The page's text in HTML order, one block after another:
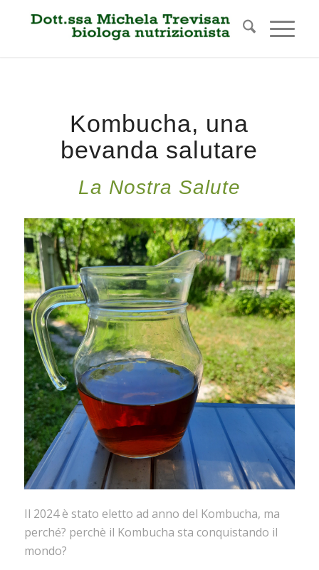
Kombucha, una
bevanda salutare
La Nostra Salute
Il 2024 è stato eletto ad anno del Kombucha, ma
perché? perchè il Kombucha sta conquistando il
mondo?